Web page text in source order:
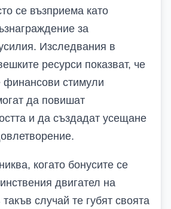
се възприема като
за
Изследвания в
ресурси показват, че
финансови стимули
да повишат
и да създадат усещане
когато бонусите се
двигател на
случай те губят своята